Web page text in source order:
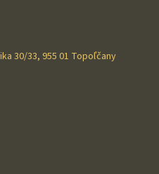
30/33, 955 01 Topoľčany